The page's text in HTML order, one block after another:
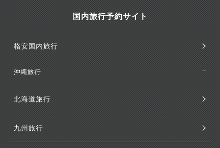
国内旅行予約サイト
格安国内旅行
沖縄旅行
北海道旅行
九州旅行